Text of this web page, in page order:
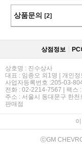
상품문의 [2]
상점정보 PC
상호명 : 진수상사
대표 : 임종오 외1명 | 개인
사업자등록번호 :205-03-
전화 : 02-2214-7567 | 팩스
주소 : 서울시 동대문구 한
판매점
ⓒGM